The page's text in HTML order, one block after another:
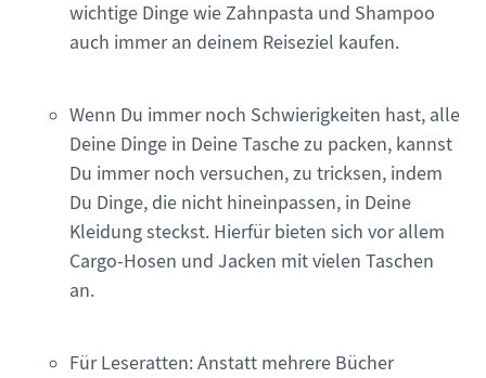
wichtige Dinge wie Zahnpasta und Shampoo
auch immer an deinem Reiseziel kaufen.
Wenn Du immer noch Schwierigkeiten hast, alle
Deine Dinge in Deine Tasche zu packen, kannst
Du immer noch versuchen, zu tricksen, indem
Du Dinge, die nicht hineinpassen, in Deine
Kleidung steckst. Hierfür bieten sich vor allem
Cargo-Hosen und Jacken mit vielen Taschen
an.
Für Leseratten: Anstatt mehrere Bücher